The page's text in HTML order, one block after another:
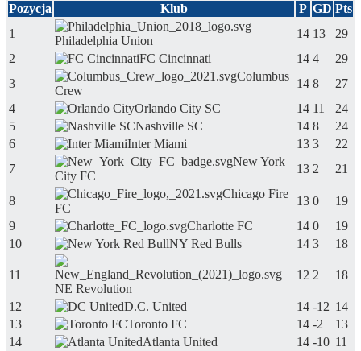
Pozycja Klub P GD Pts
1
Philadelphia Union
14 13
29
2
FC Cincinnati 14 4
29
3
Columbus
Crew
14 8
27
4
Orlando City SC 14 11
24
5
Nashville SC 14 8
24
6
Inter Miami 13 3
22
7
New York
City FC
13 2 21
8
Chicago Fire
FC
13 0
19
9
Charlotte FC 14 0
19
10
NY Red Bulls 14 3 18
11
NE Revolution
12 2 18
12 D.C. United 14 -12 14
13
Toronto FC 14 -2
13
14
Atlanta United 14 -10 11